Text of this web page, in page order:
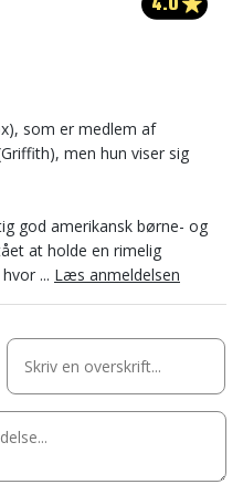
som er medlem af
men hun viser sig
god amerikansk børne- og
at holde en rimelig
... Læs anmeldelsen